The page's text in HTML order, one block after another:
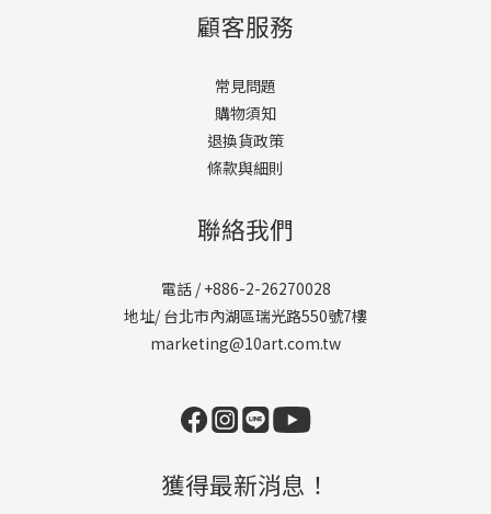
顧客服務
常見問題
購物須知
退換貨政策
條款與細則
聯絡我們
電話 / +886-2-26270028
地址/ 台北市內湖區瑞光路550號7樓
marketing@10art.com.tw
獲得最新消息！